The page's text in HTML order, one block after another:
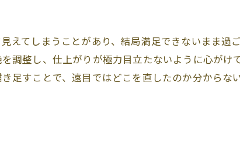
えてしまうことがあり、結局満足できないまま過
調整し、仕上がりが極力目立たないように心がけ
足すことで、遠目ではどこを直したのか分からな